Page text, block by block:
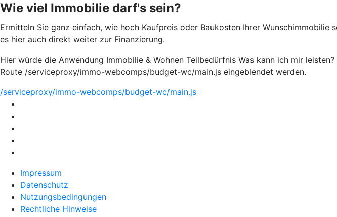
Wie viel Immobilie darf's sein?
Ermitteln Sie ganz einfach, wie hoch Kaufpreis oder Baukosten Ihrer
es hier auch direkt weiter zur Finanzierung.
Hier würde die Anwendung Immobilie & Wohnen Teilbedürfnis Was kann ich mir
Route /serviceproxy/immo-webcomps/budget-wc/main.js eingeblendet werden.
/serviceproxy/immo-webcomps/budget-wc/main.js
Impressum
Datenschutz
Nutzungsbedingungen
Rechtliche Hinweise